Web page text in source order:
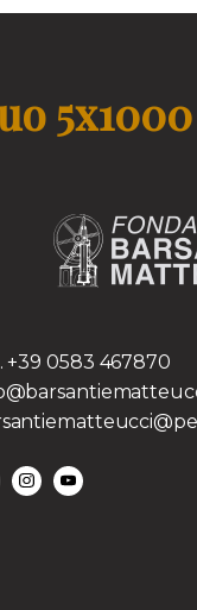
+39 0583 467870